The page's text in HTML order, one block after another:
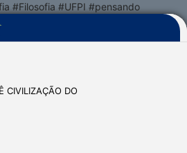
#Filosofia #UFPI #pensando
CIVILIZAÇÃO DO